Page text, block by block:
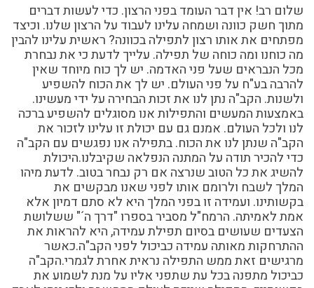
שלום רב! אין דבר העומד בפני הרצון. כדי לעשות דברים
מתוך חשק כוונה ושמחה עלינו לעבוד על הרצון שלנו. וכיצד
מפתחים את אותו רצון לתפילה בכוונה? ראשית עלינו להבין
מה כוחנו ומה כוחה של תפילה. עלייך לדעת כי את נבחרת
מכל הנבראים שעל פני האדמה. יש לך כוח מיוחד שאין
להרבה בע"ח על פני העולם. יש לך את הכוח להשפיע
ולשנות. הקב"ה נתן לנו את זכות הבחירה על ידי מעשינו.
באמצעות המעשים והתפילות אנו מסוגלים להשפיע ברכה
לנו ולכל העולם. אמנם גם עם יכולת זו עלינו לזכור את
הקב"ה שנתן לנו את הכוח. בתפילה אנו נפגשים עם הקב"ה
כדי להכיר תודה על המתנה הנפלאה שקיבלנו.היכולת
להשיג את כל הטוב שנרצה אם רק נבחר בטוב. לדעת מיהו
המלך לשבח ולרומם אותו לפני שאנו מבקשים את
בקשותינו. ועמידה זו בפני המלך היא לא סתם דמיון אלא
אמת לאמיתה. הרמח"ל מסביר בספרו "דרך ה´" ששלושת
הצעדים שעושים בסיום תפילת עמידה, היא להראות את
ההתרחקות מאותה עמידה כביכול לפני הקב"ה.כאשר
מרגישים זאת ממש התפילה נראית אחרת לגמרי.הקב"ה
כביכול מתפנה בכל עת שתפני אליו על מנת לשמוע את